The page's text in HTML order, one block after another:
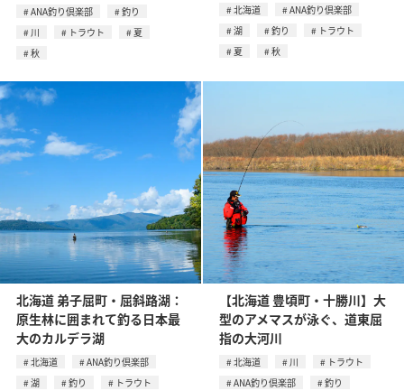
ANA釣り倶楽部
釣り
川
トラウト
夏
秋
北海道
ANA釣り倶楽部
湖
釣り
トラウト
夏
秋
北海道 弟子屈町・屈斜路湖：
原生林に囲まれて釣る日本最
大のカルデラ湖
北海道
ANA釣り倶楽部
湖
釣り
トラウト
【北海道 豊頃町・十勝川】大
型のアメマスが泳ぐ、道東屈
指の大河川
北海道 川
トラウト
ANA釣り倶楽部
釣り